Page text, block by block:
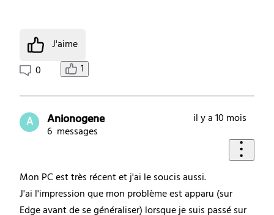
J'aime
0
1
A Anionogene
6 messages
il y a 10 mois
Mon PC est très récent et j'ai le soucis aussi.
J'ai l'impression que mon problème est apparu (sur
Edge avant de se généraliser) lorsque je suis passé sur